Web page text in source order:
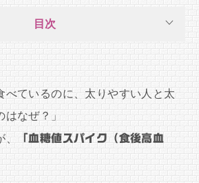
目次
べているのに、太りやすい人と太
なぜ？」
「血糖値スパイク（食後高血